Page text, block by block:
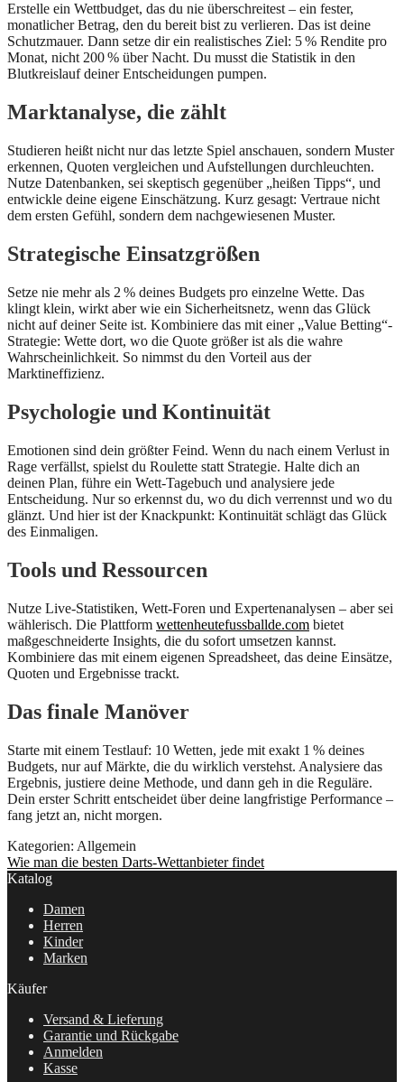
Erstelle ein Wettbudget, das du nie überschreitest – ein fester,
monatlicher Betrag, den du bereit bist zu verlieren. Das ist deine
Schutzmauer. Dann setze dir ein realistisches Ziel: 5 % Rendite pro
Monat, nicht 200 % über Nacht. Du musst die Statistik in den
Blutkreislauf deiner Entscheidungen pumpen.
Marktanalyse, die zählt
Studieren heißt nicht nur das letzte Spiel anschauen, sondern Muster
erkennen, Quoten vergleichen und Aufstellungen durchleuchten.
Nutze Datenbanken, sei skeptisch gegenüber „heißen Tipps“, und
entwickle deine eigene Einschätzung. Kurz gesagt: Vertraue nicht
dem ersten Gefühl, sondern dem nachgewiesenen Muster.
Strategische Einsatzgrößen
Setze nie mehr als 2 % deines Budgets pro einzelne Wette. Das
klingt klein, wirkt aber wie ein Sicherheitsnetz, wenn das Glück
nicht auf deiner Seite ist. Kombiniere das mit einer „Value Betting“-
Strategie: Wette dort, wo die Quote größer ist als die wahre
Wahrscheinlichkeit. So nimmst du den Vorteil aus der
Marktineffizienz.
Psychologie und Kontinuität
Emotionen sind dein größter Feind. Wenn du nach einem Verlust in
Rage verfällst, spielst du Roulette statt Strategie. Halte dich an
deinen Plan, führe ein Wett-Tagebuch und analysiere jede
Entscheidung. Nur so erkennst du, wo du dich verrennst und wo du
glänzt. Und hier ist der Knackpunkt: Kontinuität schlägt das Glück
des Einmaligen.
Tools und Ressourcen
Nutze Live-Statistiken, Wett-Foren und Expertenanalysen – aber sei
wählerisch. Die Plattform wettenheutefussballde.com bietet
maßgeschneiderte Insights, die du sofort umsetzen kannst.
Kombiniere das mit einem eigenen Spreadsheet, das deine Einsätze,
Quoten und Ergebnisse trackt.
Das finale Manöver
Starte mit einem Testlauf: 10 Wetten, jede mit exakt 1 % deines
Budgets, nur auf Märkte, die du wirklich verstehst. Analysiere das
Ergebnis, justiere deine Methode, und dann geh in die Reguläre.
Dein erster Schritt entscheidet über deine langfristige Performance –
fang jetzt an, nicht morgen.
Kategorien: Allgemein
Beitragsnavigation
Vorheriger
Beitrag:
Wie man die besten Darts-Wettanbieter findet
Katalog
Damen
Herren
Kinder
Marken
Käufer
Versand & Lieferung
Garantie und Rückgabe
Anmelden
Kasse